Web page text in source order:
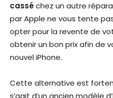
casséchez un autre
par Apple ne vous tente
opter pour la revente de
obtenir un bon prix afin de
nouvel iPhone.
Cette alternative est
s’agit d’un ancien modèle